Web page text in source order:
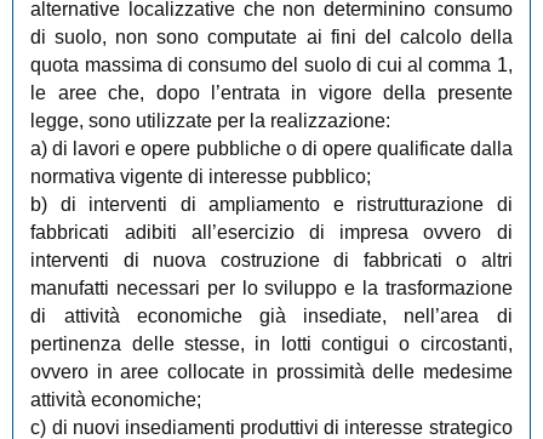
alternative localizzative che non determinino consumo
di suolo, non sono computate ai fini del calcolo della
quota massima di consumo del suolo di cui al comma 1,
le aree che, dopo l’entrata in vigore della presente
legge, sono utilizzate per la realizzazione:
a) di lavori e opere pubbliche o di opere qualificate dalla
normativa vigente di interesse pubblico;
b) di interventi di ampliamento e ristrutturazione di
fabbricati adibiti all’esercizio di impresa ovvero di
interventi di nuova costruzione di fabbricati o altri
manufatti necessari per lo sviluppo e la trasformazione
di attività economiche già insediate, nell’area di
pertinenza delle stesse, in lotti contigui o circostanti,
ovvero in aree collocate in prossimità delle medesime
attività economiche;
c) di nuovi insediamenti produttivi di interesse strategico